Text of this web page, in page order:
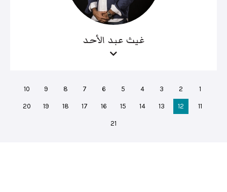
غيث عبد الأحد
1
2
3
4
5
6
7
8
9
10
11
12
13
14
15
16
17
18
19
20
21